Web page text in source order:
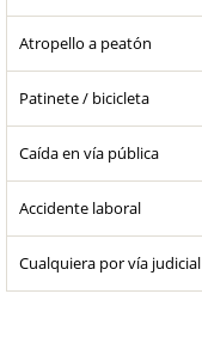
Atropello a peatón
Patinete / bicicleta
Caída en vía pública
Accidente laboral
Cualquiera por vía judicial